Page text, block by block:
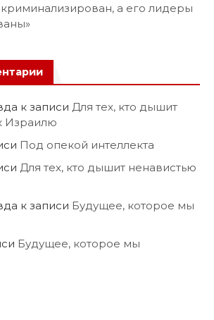
а его лидеры
к записи Для тех, кто дышит
Израилю
Под опекой интеллекта
Для тех, кто дышит ненавистью
к записи Будущее, которое мы
Будущее, которое мы